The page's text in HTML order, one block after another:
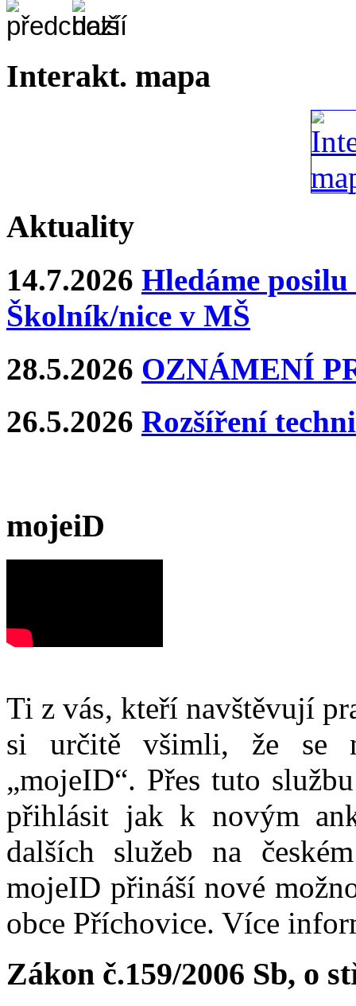
Interakt. mapa
Aktuality
14.7.2026 Hledáme
Školník/nice v MŠ
28.5.2026 OZNÁMENÍ
26.5.2026 Rozšíření
mojeiD
Ti z vás, kteří navštěvují
si určitě všimli, že se
„mojeID“. Přes tuto
přihlásit jak k novým
dalších služeb na
mojeID přináší nové
obce Příchovice. Více
Zákon č.159/2006 Sb, o